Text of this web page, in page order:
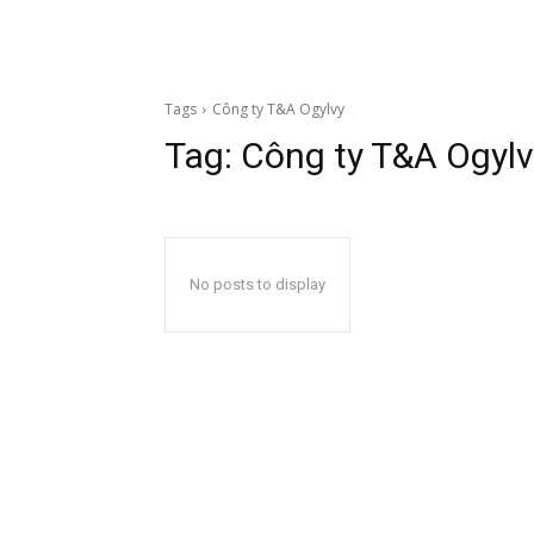
Tags Công ty T&A Ogylvy
Tag: Công ty T&A
No posts to display